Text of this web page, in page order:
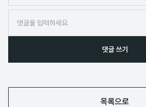
임
댓글 쓰기
목록으로